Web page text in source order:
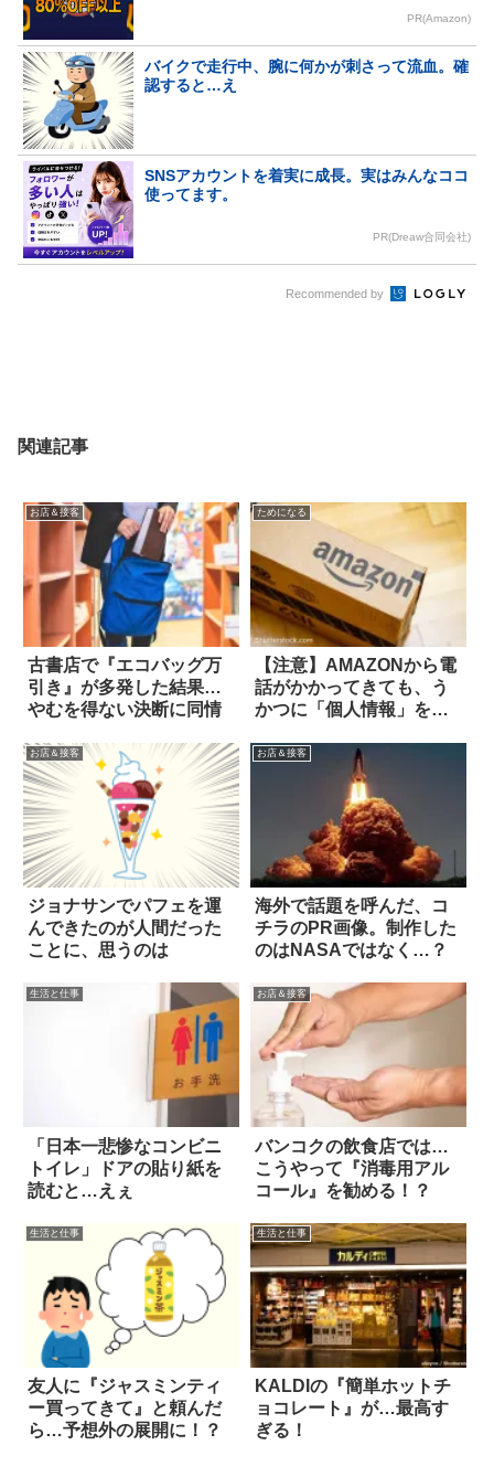
PR(Amazon)
バイクで走行中、腕に何かが刺さって流血。確
認すると…え
SNSアカウントを着実に成長。実はみんなココ
使ってます。
PR(Dreaw合同会社)
Recommended by
関連記事
お店＆接客
古書店で『エコバッグ万
引き』が多発した結果…
やむを得ない決断に同情
ためになる
【注意】AMAZONから電
話がかかってきても、う
かつに「個人情報」を教
お店＆接客
ジョナサンでパフェを運
んできたのが人間だった
ことに、思うのは
お店＆接客
海外で話題を呼んだ、コ
チラのPR画像。制作した
のはNASAではなく…？
生活と仕事
「日本一悲惨なコンビニ
トイレ」ドアの貼り紙を
読むと…えぇ
お店＆接客
バンコクの飲食店では…
こうやって『消毒用アル
コール』を勧める！？
生活と仕事
友人に『ジャスミンティ
ー買ってきて』と頼んだ
ら…予想外の展開に！？
生活と仕事
KALDIの『簡単ホットチ
ョコレート』が…最高す
ぎる！